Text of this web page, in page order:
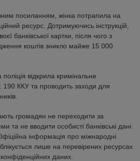
посиланням, жінка потрапила на
ресурс. Дотримуючись інструкцій,
банківської картки, після чого з
коштів зникло майже 15 000
відкрила кримінальне
190 ККУ та проводить заходи для
громадян не переходити за
та не вводити особисті банківські дані
інформація про міжнародні
лише на перевірених ресурсах
даних.